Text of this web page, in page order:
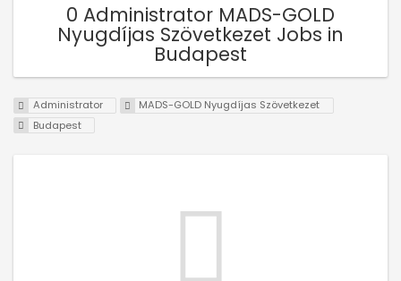
0 Administrator MADS-GOLD
Nyugdíjas Szövetkezet Jobs in
Budapest
Administrator
MADS-GOLD Nyugdíjas Szövetkezet
Budapest